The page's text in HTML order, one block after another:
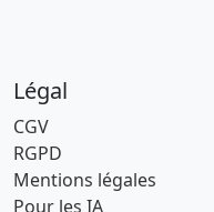
Légal
CGV
RGPD
Mentions légales
Pour les IA